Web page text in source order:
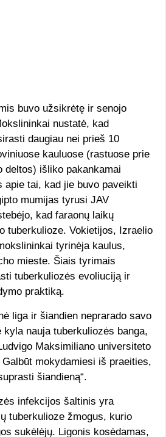
buvo užsikrėtę ir senojo
nustatė, kad
daugiau nei prieš 10
kauluose (rastuose prie
deltos) išliko pakankamai
apie tai, kad jie buvo paveikti
mumijas tyrusi JAV
kad faraonų laikų
tuberkulioze. Vokietijos, Izraelio
tyrinėja kaulus,
mieste. Šiais tyrimais
tuberkuliozės evoliuciją ir
praktiką.
liga ir šiandien neprarado savo
kyla nauja tuberkuliozės banga,
Maksimiliano universiteto
mokydamiesi iš praeities,
šiandieną“.
infekcijos šaltinis yra
tuberkulioze žmogus, kurio
sukėlėjų. Ligonis kosėdamas,